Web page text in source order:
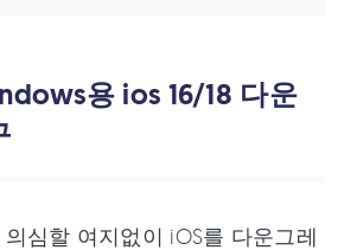
용 ios 16/18 다운
심할 여지없이 iOS를 다운그레